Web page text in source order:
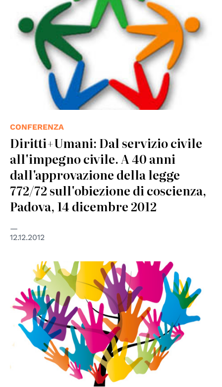
CONFERENZA
Diritti+Umani: Dal servizio civile
all'impegno civile. A 40 anni
dall'approvazione della legge
772/72 sull'obiezione di coscienza,
Padova, 14 dicembre 2012
12.12.2012